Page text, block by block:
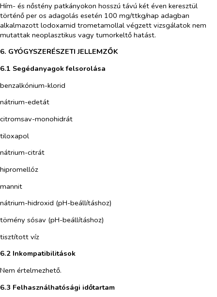
Hím- és nőstény patkányokon hosszú távú két éven keresztül
történő per os adagolás esetén 100 mg/ttkg/nap adagban
alkalmazott lodoxamid trometamollal végzett vizsgálatok nem
mutattak neoplasztikus vagy tumorkeltő hatást.
6. GYÓGYSZERÉSZETI JELLEMZŐK
6.1 Segédanyagok felsorolása
benzalkónium-klorid
nátrium-edetát
citromsav-monohidrát
tiloxapol
nátrium-citrát
hipromellóz
mannit
nátrium-hidroxid (pH-beállításhoz)
tömény sósav (pH-beállításhoz)
tisztított víz
6.2 Inkompatibilitások
Nem értelmezhető.
6.3 Felhasználhatósági időtartam